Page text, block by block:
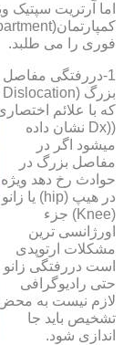
فوری را می طلبد.
1-دررفتگی مفاصل
که با علائم
((Dx نشان داده
میشود اگر در
مفاصل بزرگ در
حوادث رخ دهد ویژه
در هیپ (hip) یا زانو
(Knee) جزء
اورژانسی ترین
مشکلات ارتوپدی
است دررفتگی زانو
حتی رادیوگرافی
لازم نیست به
تشخیص باید جا
اندازی شود.